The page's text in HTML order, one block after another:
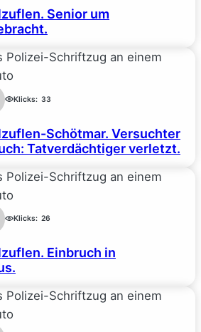
Senior um
Klicks: 33
Schötmar. Versuchter
Tatverdächtiger verletzt.
Klicks: 26
Einbruch in